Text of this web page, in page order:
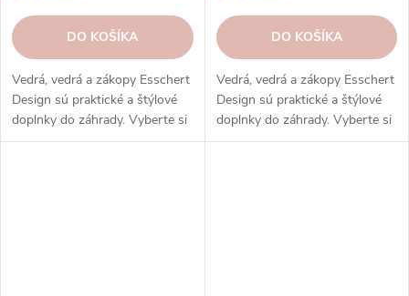
DO KOŠÍKA
Vedrá, vedrá a zákopy Esschert
Design sú praktické a štýlové
doplnky do záhrady. Vyberte si
z rôznych veľkostí, materiálov a
DO KOŠÍKA
Vedrá, vedrá a zákopy Esschert
Design sú praktické a štýlové
doplnky do záhrady. Vyberte si
z rôznych veľkostí, materiálov a